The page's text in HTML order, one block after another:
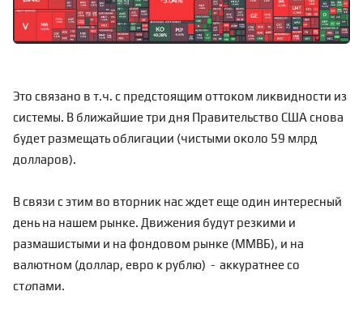
Это связано в т.ч. с предстоящим оттоком ликвидности из
системы. В ближайшие три дня Правительство США снова
будет размещать облигации (чистыми около 59 млрд
долларов).
В связи с этим во вторник нас ждет еще один интересный
день на нашем рынке. Движения будут резкими и
размашистыми и на фондовом рынке (ММВБ), и на
валютном (доллар, евро к рублю) - аккуратнее со
стопами.